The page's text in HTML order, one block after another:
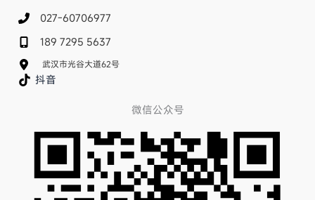
027-60706977
189 7295 5637
武汉市光谷大道62号
抖音
微信公众号